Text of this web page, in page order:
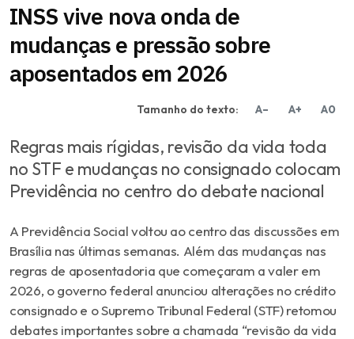
INSS vive nova onda de
mudanças e pressão sobre
aposentados em 2026
Tamanho do texto: A– A+ A0
Regras mais rígidas, revisão da vida toda
no STF e mudanças no consignado colocam
Previdência no centro do debate nacional
A Previdência Social voltou ao centro das discussões em
Brasília nas últimas semanas. Além das mudanças nas
regras de aposentadoria que começaram a valer em
2026, o governo federal anunciou alterações no crédito
consignado e o Supremo Tribunal Federal (STF) retomou
debates importantes sobre a chamada “revisão da vida